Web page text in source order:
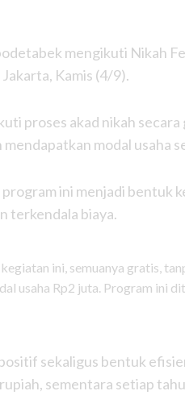
mengikuti Nikah
Kamis (4/9).
proses akad nikah
modal usaha
ini menjadi bentuk
terkendala biaya.
ini, semuanya gratis,
usaha Rp2 juta. Program ini
sekaligus bentuk
sementara setiap